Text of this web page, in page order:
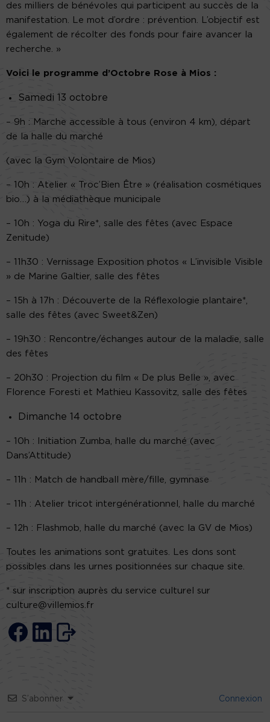
des milliers de bénévoles qui participent au succès de la
manifestation. Le mot d’ordre : prévention. L’objectif est
également de récolter des fonds pour faire avancer la
recherche. »
Voici le programme d’Octobre Rose à Mios :
Samedi 13 octobre
– 9h : Marche accessible à tous (environ 4 km), départ
de la halle du marché
(avec la Gym Volontaire de Mios)
– 10h : Atelier « Troc’Bien Être » (réalisation cosmétiques
bio…) à la médiathèque municipale
– 10h : Yoga du Rire*, salle des fêtes (avec Espace
Zenitude)
– 11h30 : Vernissage Exposition photos « L’invisible Visible
» de Marine Galtier, salle des fêtes
– 15h à 17h : Découverte de la Réflexologie plantaire*,
salle des fêtes (avec Sweet&Zen)
– 19h30 : Rencontre/échanges autour de la maladie, salle
des fêtes
– 20h30 : Projection du film « De plus Belle », avec
Florence Foresti et Mathieu Kassovitz, salle des fêtes
Dimanche 14 octobre
– 10h : Initiation Zumba, halle du marché (avec
Dans’Attitude)
– 11h : Match de handball mère/fille, gymnase
– 11h : Atelier tricot intergénérationnel, halle du marché
– 12h : Flashmob, halle du marché (avec la GV de Mios)
Toutes les animations sont gratuites. Les dons sont
possibles dans les urnes positionnées sur chaque site.
* sur inscription auprès du service culturel sur
culture@villemios.fr
S’abonner Connexion